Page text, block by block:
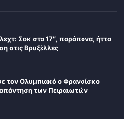
Σοκ στα 17″, παράπονα, ήττα
στις Βρυξέλλες
τον Ολυμπιακό ο Φρανσίσκο
των Πειραιωτών